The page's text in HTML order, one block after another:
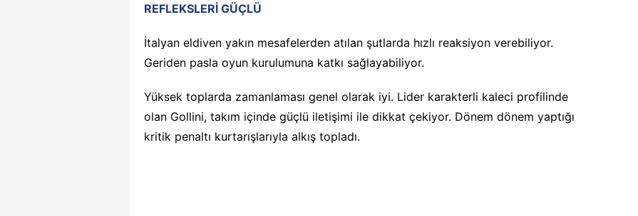
REFLEKSLERİ GÜÇLÜ
İtalyan eldiven yakın mesafelerden atılan şutlarda hızlı reaksiyon verebiliyor.
Geriden pasla oyun kurulumuna katkı sağlayabiliyor.
Yüksek toplarda zamanlaması genel olarak iyi. Lider karakterli kaleci profilinde
olan Gollini, takım içinde güçlü iletişimi ile dikkat çekiyor. Dönem dönem yaptığı
kritik penaltı kurtarışlarıyla alkış topladı.